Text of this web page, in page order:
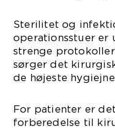
Sterilitet og
operationsstuer er
strenge
sørger det
de højeste
For patienter er
forberedelse til